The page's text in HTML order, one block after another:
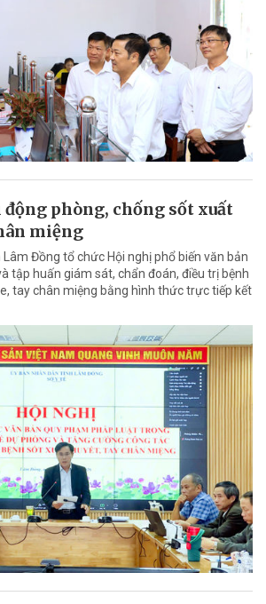
phòng, chống sốt xuất
miệng
Lâm Đồng tổ chức Hội nghị phổ biến văn bản
tập huấn giám sát, chẩn đoán, điều trị bệnh
tay chân miệng bằng hình thức trực tiếp kết